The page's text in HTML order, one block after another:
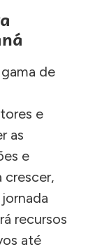
de
e
as
e
crescer,
recursos
até